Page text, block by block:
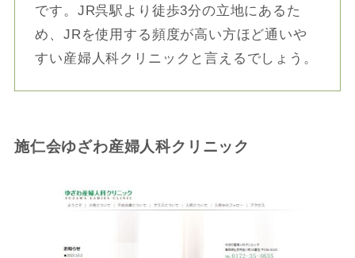
です。JR呉駅より徒歩3分の立地にあるた
め、JRを使用する頻度が高い方ほど通いや
すい産婦人科クリニックと言えるでしょう。
施仁会ゆざわ産婦人科クリニック